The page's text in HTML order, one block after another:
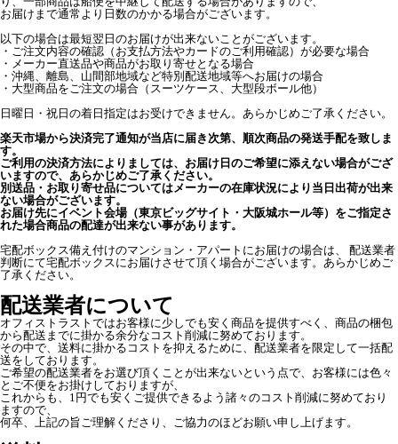
お届けまで通常より日数のかかる場合がございます。
以下の場合は最短翌日のお届けが出来ないことがございます。
・ご注文内容の確認（お支払方法やカードのご利用確認）が必要な場合
・メーカー直送品や商品がお取り寄せとなる場合
・沖縄、離島、山間部地域など特別配送地域等へお届けの場合
・大型商品をご注文の場合（スーツケース、大型段ボール他）
日曜日・祝日の着日指定はお受けできません。あらかじめご了承ください。
楽天市場から決済完了通知が当店に届き次第、順次商品の発送手配を致しま
す。
ご利用の決済方法によりましては、お届け日のご希望に添えない場合がござ
いますので、あらかじめご了承ください。
別送品・お取り寄せ品についてはメーカーの在庫状況により当日出荷が出来
ない場合がございます。
お届け先にイベント会場（東京ビッグサイト・大阪城ホール等）をご指定さ
れた場合商品の配達が出来ない事があります。
宅配ボックス備え付けのマンション・アパートにお届けの場合は、 配送業者
判断にて宅配ボックスにお届けさせて頂く場合がございます。あらかじめご
了承ください。
配送業者について
オフィストラストではお客様に少しでも安く商品を提供すべく、商品の梱包
から配送までに掛かる余分なコスト削減に努めております。
その中で、送料に掛かるコストを抑えるために、配送業者を限定して一括配
送をしております。
ご希望の配送業者をお選び頂くことが出来ないという点で、お客様には色々
とご不便をお掛けしておりますが、
これからも、1円でも安くご提供できるよう諸々のコスト削減に努めており
ますので、
何卒、上記の旨ご理解くださり、ご協力のほどお願い申し上げます。